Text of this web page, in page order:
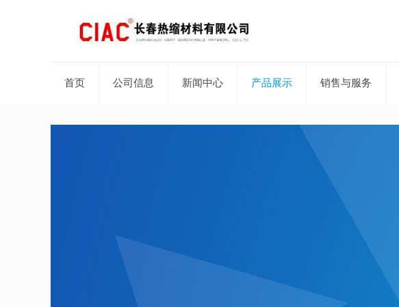
首页 公司信息 新闻中心 产品展示 销售与服务